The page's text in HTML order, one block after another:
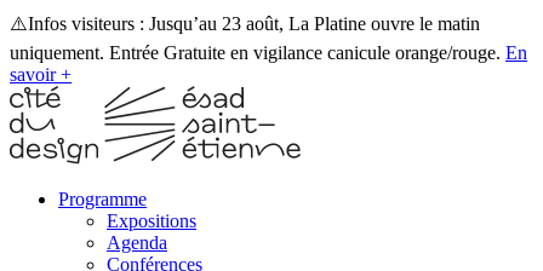
⚠️Infos visiteurs : Jusqu’au 23 août, La Platine ouvre le matin
uniquement. Entrée Gratuite en vigilance canicule orange/rouge. En
savoir +
Programme
Expositions
Agenda
Conférences